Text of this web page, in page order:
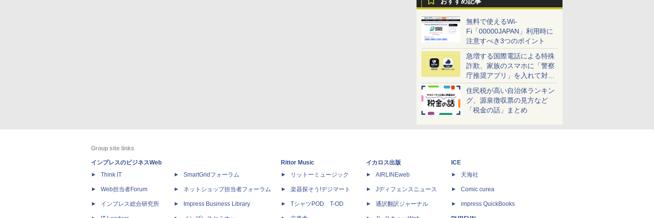
無料で使えるWi-
Fi「00000JAPAN」利用時に
注意すべき3つのポイント
急増する国際電話による特殊
詐欺、家族のスマホに「警察
庁推奨アプリ」を入れて対策
しよう！
住民税が高い自治体ランキン
グ、源泉徴収票の見方など
「税金の話」まとめ
Group site links
インプレスのビジネスWeb
Think IT
Web担当者Forum
インプレス総合研究所
SmartGridフォーラム
ネットショップ担当者フォーラム
Impress Business Library
Rittor Music
リットーミュージック
楽器探そう!デジマート
TシャツPOD T-OD
イカロス出版
AIRLINEweb
Jディフェンスニュース
通訳翻訳ジャーナル
ICE
天海社
Comic curea
impress QuickBooks